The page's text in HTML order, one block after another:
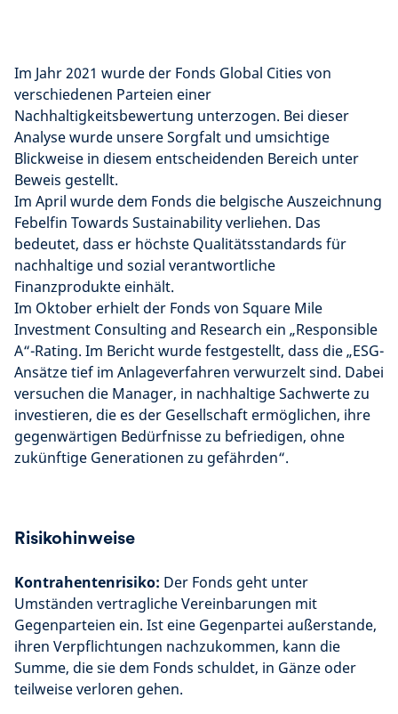
Im Jahr 2021 wurde der Fonds Global Cities von
verschiedenen Parteien einer
Nachhaltigkeitsbewertung unterzogen. Bei dieser
Analyse wurde unsere Sorgfalt und umsichtige
Blickweise in diesem entscheidenden Bereich unter
Beweis gestellt.
Im April wurde dem Fonds die belgische Auszeichnung
Febelfin Towards Sustainability verliehen. Das
bedeutet, dass er höchste Qualitätsstandards für
nachhaltige und sozial verantwortliche
Finanzprodukte einhält.
Im Oktober erhielt der Fonds von Square Mile
Investment Consulting and Research ein „Responsible
A“-Rating. Im Bericht wurde festgestellt, dass die „ESG-
Ansätze tief im Anlageverfahren verwurzelt sind. Dabei
versuchen die Manager, in nachhaltige Sachwerte zu
investieren, die es der Gesellschaft ermöglichen, ihre
gegenwärtigen Bedürfnisse zu befriedigen, ohne
zukünftige Generationen zu gefährden“.
Risikohinweise
Kontrahentenrisiko: Der Fonds geht unter
Umständen vertragliche Vereinbarungen mit
Gegenparteien ein. Ist eine Gegenpartei außerstande,
ihren Verpflichtungen nachzukommen, kann die
Summe, die sie dem Fonds schuldet, in Gänze oder
teilweise verloren gehen.